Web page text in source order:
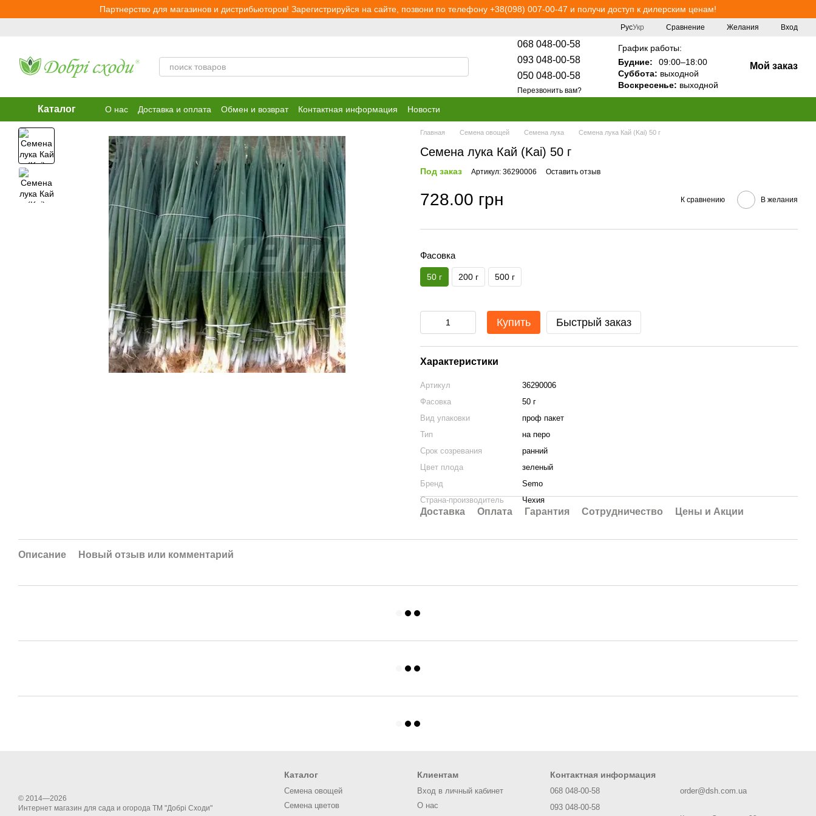
Перейти к основному контентуПартнерство для магазинов и дистрибьюторов! Зарегистрируйся на сайте, позвони по телефону +38(098) 007-00-47 и получи доступ к дилерским ценам!
РусУкр Сравнение Желания Вход
068 048-00-58
093 048-00-58
050 048-00-58
Перезвонить вам?
График работы:
Будние:
09:00–18:00
Суббота: выходной
Воскресенье: выходной
Мой заказ
Каталог О нас Доставка и оплата Обмен и возврат Контактная информация Новости
Главная Семена овощей Семена лука Семена лука Кай (Kai) 50 г
Семена лука Кай (Kai) 50 г
Под заказ Артикул: 36290006 Оставить отзыв
728.00 грн К сравнению В желания
Фасовка
50 г 200 г 500 г
Купить Быстрый заказ
Характеристики
Артикул
36290006
Фасовка
50 г
Вид упаковки
проф пакет
Тип
на перо
Срок созревания
ранний
Цвет плода
зеленый
Бренд
Semo
Страна-производитель
Чехия
Доставка Оплата Гарантия Сотрудничество Цены и Акции
Описание Новый отзыв или комментарий
© 2014—2026
Интернет магазин для сада и огорода ТМ "Добрі Сходи"
Каталог
Семена овощей
Семена цветов
Клиентам
Вход в личный кабинет
О нас
Контактная информация
068 048-00-58
093 048-00-58
order@dsh.com.ua